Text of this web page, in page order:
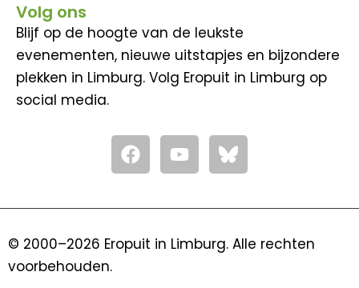
Volg ons
Blijf op de hoogte van de leukste
evenementen, nieuwe uitstapjes en bijzondere
plekken in Limburg. Volg Eropuit in Limburg op
social media.
F
a
c
e
o
Y
o
u
t
b
© 2000–2026 Eropuit in Limburg. Alle rechten
voorbehouden.